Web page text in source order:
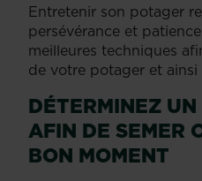
Entretenir son potager
persévérance et
meilleures techniques
de votre potager et
DÉTERMINEZ
AFIN DE SEMER
BON MOMENT